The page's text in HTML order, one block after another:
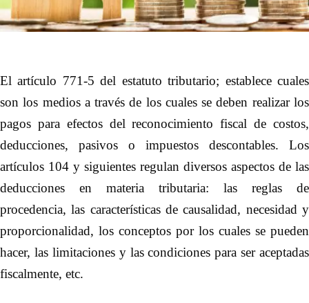
El artículo 771-5 del estatuto tributario; establece cuales
son los medios a través de los cuales se deben realizar los
pagos para efectos del reconocimiento fiscal de costos,
deducciones, pasivos o impuestos descontables. Los
artículos 104 y siguientes regulan diversos aspectos de las
deducciones en materia tributaria: las reglas de
procedencia, las características de causalidad, necesidad y
proporcionalidad, los conceptos por los cuales se pueden
hacer, las limitaciones y las condiciones para ser aceptadas
fiscalmente, etc.